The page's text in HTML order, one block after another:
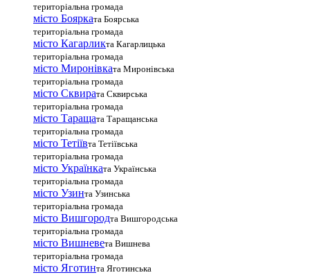
територіальна громада
місто Боярката Боярська
територіальна громада
місто Кагарликта Кагарлицька
територіальна громада
місто Миронівката Миронівська
територіальна громада
місто Сквирата Сквирська
територіальна громада
місто Таращата Таращанська
територіальна громада
місто Тетіївта Тетіївська
територіальна громада
місто Українката Українська
територіальна громада
місто Узинта Узинська
територіальна громада
місто Вишгородта Вишгородська
територіальна громада
місто Вишневета Вишнева
територіальна громада
місто Яготинта Яготинська